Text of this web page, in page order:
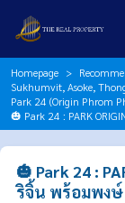
Homepage
Sukhumvit, Asoke,
Park 24 (Origin Phrom
🎃 Park 24 : PARK
🎃 Park 24 :
ริจิ้น พร้อมพงษ์